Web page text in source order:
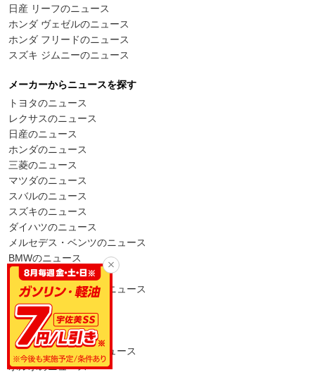
日産 リーフのニュース
ホンダ ヴェゼルのニュース
ホンダ フリードのニュース
スズキ ジムニーのニュース
メーカーからニュースを探す
トヨタのニュース
レクサスのニュース
日産のニュース
ホンダのニュース
三菱のニュース
マツダのニュース
スバルのニュース
スズキのニュース
ダイハツのニュース
メルセデス・ベンツのニュース
BMWのニュース
アウディのニュース
フォルクスワーゲンのニュース
ポルシェのニュース
ミニのニュース
プジョーのニュース
アルファ・ロメオのニュース
ボルボのニュース